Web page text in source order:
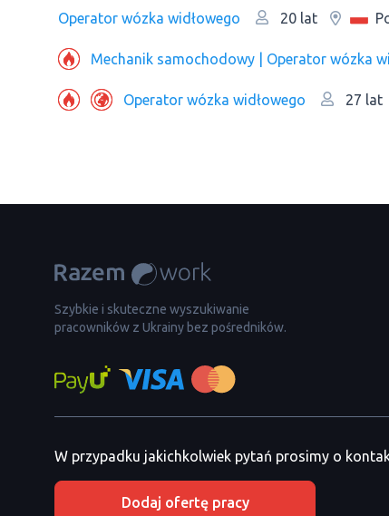
Operator wózka widłowego 20 lat
Mechanik samochodowy | Operator wózka
Operator wózka widłowego 27 lat
Szybkie i skuteczne wyszukiwanie
pracowników z Ukrainy bez pośredników.
W przypadku jakichkolwiek pytań prosimy o
Dodaj ofertę pracy